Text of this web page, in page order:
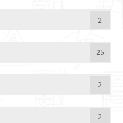
2
25
2
2